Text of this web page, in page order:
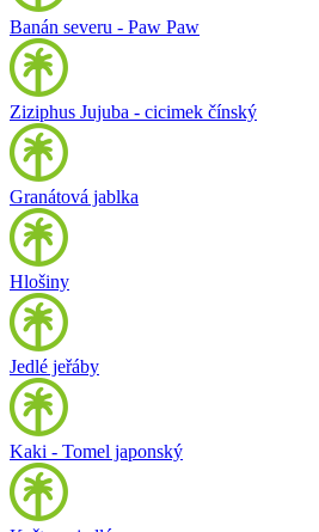
Banán severu - Paw Paw
Ziziphus Jujuba - cicimek čínský
Granátová jablka
Hlošiny
Jedlé jeřáby
Kaki - Tomel japonský